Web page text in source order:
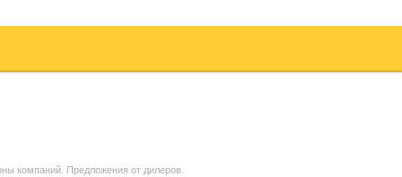
компаний. Предложения от дилеров.